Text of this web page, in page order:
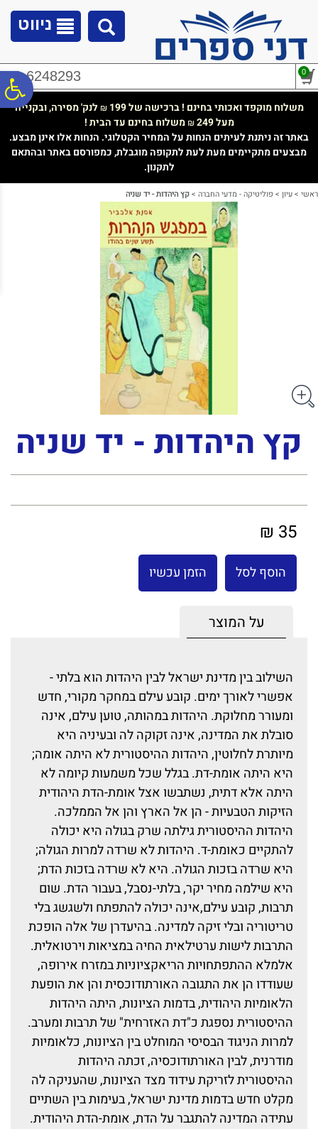
נגישות
ניווט
02-6248293 0
משלוח מוקפד ואכותי בחינם ! ברכישה של 199 ₪ לנק' מסירה, ובקנייה
מעל 249
₪משלוח בחינם עד הבית !
באתר זה ניתנת לעיתים הנחות על המחיר הקטלוגי. הנחות אלו אינן מבצע.
מבצעים מתקיימים מעת לעת לתקופה מוגבלת, כמפורסם באתר ובהתאם
לתקנון.
ראשי >עיון > פוליטיקה - מדעי החברה >קץ היהדות - יד שניה
קץ היהדות - יד שניה
35 ₪
הוסף לסל הזמן עכשיו
על המוצר
השילוב בין מדינת ישראל לבין היהדות הוא בלתי -
אפשרי לאורך ימים. קובע עילם במחקר מקורי, חדש
ומעורר מחלוקת. היהדות במהותה, טוען עילם, אינה
סובלת את המדינה, אינה זקוקה לה ובעיניה היא
מיותרת לחלוטין, היהדות ההיסטורית לא היתה אומה;
היא היתה אומת-דת. בגלל שכל משמעות קיומה לא
היתה אלא דתית, נשתבשו אצל אומת-הדת היהודית
הזיקות הטבעיות - הן אל הארץ והן אל הממלכה.
היהדות ההיסטורית גילתה שרק בגולה היא יכולה
להתקיים כאומת-ד. היהדות לא שרדה למרות הגולה;
היא שרדה בזכות הגולה. היא לא שרדה בזכות הדת;
היא שילמה מחיר יקר, בלתי-נסבל, בעבור הדת. שום
תרבות, קובע עילם,אינה יכולה להתפתח ולשגשג בלי
טריטוריה ובלי זיקה למדינה. בהיעדרן של אלה הופכת
התרבות לישות ערטילאית החיה במציאות וירטואלית.
אלמלא ההתפתחויות הריאקציוניות במזרח אירופה,
שעודדו הן את התגובה האורתודוכסית והן את הופעת
הלאומיות היהודית, בדמות הציונות, היתה היהדות
ההיסטורית נספגת כ"דת האזרחית" של תרבות ומערב.
למרות הניגוד הבסיסי המוחלט בין הציונות, כלאומיות
מודרנית, לבין האורתודוכסיה, זכתה היהדות
ההיסטורית לזריקת עידוד מצד הציונות, שהעניקה לה
מקלט חדש בדמות מדינת ישראל, בעימות בין השתיים
עתידה המדינה להתגבר על הדת, אומת-הדת היהודית.